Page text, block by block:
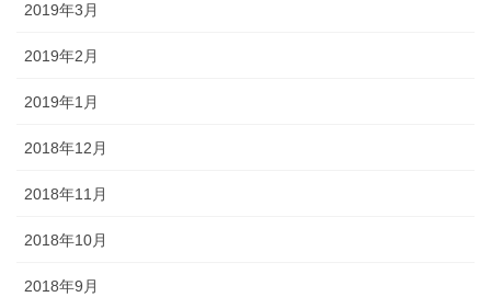
2019年3月
2019年2月
2019年1月
2018年12月
2018年11月
2018年10月
2018年9月